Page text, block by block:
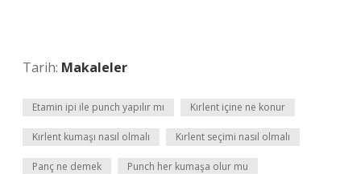
Tarih: Makaleler
Etamin ipi ile punch yapılır mı Kırlent içine ne konur
Kırlent kumaşı nasıl olmalı Kırlent seçimi nasıl olmalı
Panç ne demek Punch her kumaşa olur mu